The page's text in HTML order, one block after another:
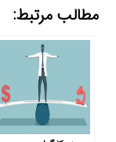
مطالب مرتبط: